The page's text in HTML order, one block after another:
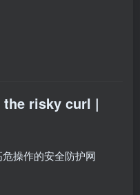
the risky curl |
危操作的安全防护网